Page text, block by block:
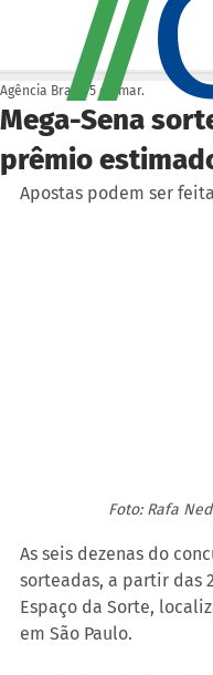
Mega-Sena
prêmio
Agência Brasil 5 de mar.
Apostas podem ser
Foto: Rafa
As seis dezenas do
sorteadas, a partir das
Espaço da Sorte,
em São Paulo.